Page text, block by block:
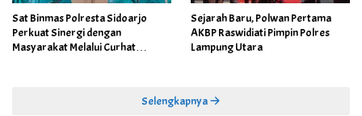
Sat Binmas Polresta Sidoarjo
Perkuat Sinergi dengan
Masyarakat Melalui Curhat
Sejarah Baru, Polwan Pertama
AKBP Raswidiati Pimpin Polres
Lampung Utara
Selengkapnya